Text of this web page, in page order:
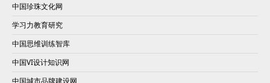
中国珍珠文化网
学习力教育研究
中国思维训练智库
中国VI设计知识网
中国城市品牌建设网